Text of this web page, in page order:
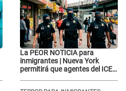
La PEOR NOTICIA para
inmigrantes | Nueva York
permitirá que agentes del ICE